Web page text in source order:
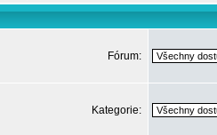
Fórum:
Kategorie: